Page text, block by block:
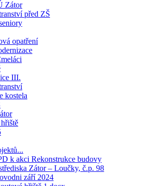
Zátor
před ZŠ
opatření
III.
kostela
k akci Rekonstrukce budovy
Zátor – Loučky, č.p. 98
září 2024